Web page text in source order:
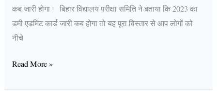
कब जारी होगा। बिहार विद्यालय परीक्षा समिति ने बताया कि 2023 का
डमी एडमिट कार्ड जारी कब होगा तो यह पूरा विस्तार से आप लोगों को
नीचे
Read More »